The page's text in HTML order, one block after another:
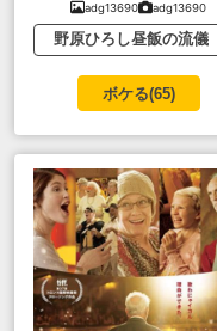
adg13690 adg13690
野原ひろし昼飯の流儀
ボケる(65)